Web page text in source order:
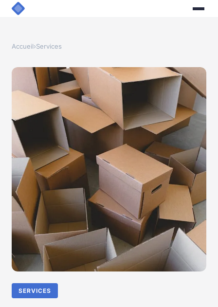
Accueil›Services
SERVICES